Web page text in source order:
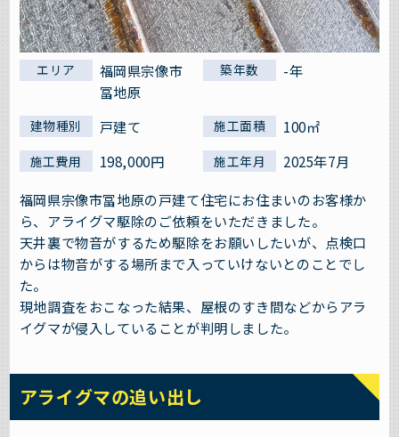
エリア
福岡県宗像市
冨地原
築年数 -年
建物種別 戸建て 施工面積 100㎡
施工費用 198,000円 施工年月
2025年7月
福岡県宗像市冨地原の戸建て住宅にお住まいのお客様か
ら、アライグマ駆除のご依頼をいただきました。
天井裏で物音がするため駆除をお願いしたいが、点検口
からは物音がする場所まで入っていけないとのことでし
た。
現地調査をおこなった結果、屋根のすき間などからアラ
イグマが侵入していることが判明しました。
アライグマの追い出し